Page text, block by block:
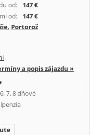
od:
147 €
od:
147 €
, Portorož
a popis zájazdu »
7, 8 dňové